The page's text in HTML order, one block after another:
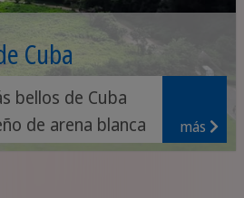
Cuba
bellos de Cuba
de arena blanca
y cascadas
más